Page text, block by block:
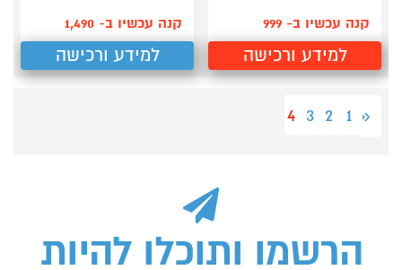
קנה עכשיו ב- 999
למידע ורכישה
קנה עכשיו ב- 1,490
למידע ורכישה
«
1
2
3
4
הרשמו ותוכלו להיות